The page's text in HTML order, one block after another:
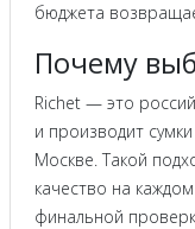
бюджета
Почему
Richet — это
и производит
Москве. Такой
качество на
финальной